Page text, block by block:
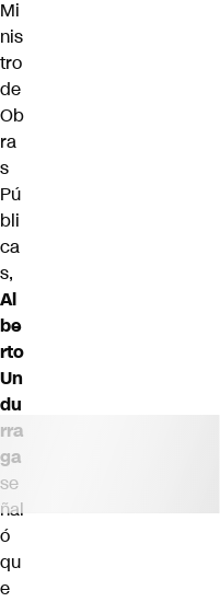
Mi
nis
tro
de
Ob
ra
s
Pú
bli
ca
s,
Al
be
rto
Un
du
rra
ga
se
ñal
ó
qu
e